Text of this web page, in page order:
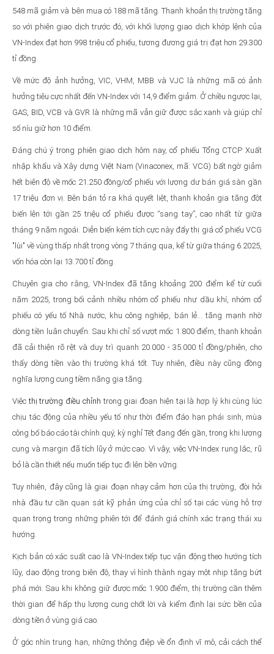
548 mã giảm và bên mua có 188 mã tăng. Thanh khoản thị trường tăng
so với phiên giao dịch trước đó, với khối lượng giao dịch khớp lệnh của
VN-Index đạt hơn 998 triệu cổ phiếu, tương đương giá trị đạt hơn 29.300
tỉ đồng.
Về mức độ ảnh hưởng, VIC, VHM, MBB và VJC là những mã có ảnh
hưởng tiêu cực nhất đến VN-Index với 14,9 điểm giảm. Ở chiều ngược lại,
GAS, BID, VCB và GVR là những mã vẫn giữ được sắc xanh và giúp chỉ
số níu giữ hơn 10 điểm.
Đáng chú ý trong phiên giao dịch hôm nay, cổ phiếu Tổng CTCP Xuất
nhập khẩu và Xây dựng Việt Nam (Vinaconex, mã: VCG) bất ngờ giảm
hết biên độ về mốc 21.250 đồng/cổ phiếu với lượng dư bán giá sàn gần
17 triệu đơn vị. Bên bán tỏ ra khá quyết liệt, thanh khoản gia tăng đột
biến lên tới gần 25 triệu cổ phiếu được “sang tay”, cao nhất từ giữa
tháng 9 năm ngoái. Diễn biến kém tích cực này đẩy thị giá cổ phiếu VCG
"lùi" về vùng thấp nhất trong vòng 7 tháng qua, kể từ giữa tháng 6.2025,
vốn hóa còn lại 13.700 tỉ đồng.
Chuyên gia cho rằng, VN-Index đã tăng khoảng 200 điểm kể từ cuối
năm 2025, trong bối cảnh nhiều nhóm cổ phiếu như dầu khí, nhóm cổ
phiếu có yếu tố Nhà nước, khu công nghiệp, bán lẻ… tăng mạnh nhờ
dòng tiền luân chuyển. Sau khi chỉ số vượt mốc 1.800 điểm, thanh khoản
đã cải thiện rõ rệt và duy trì quanh 20.000 - 35.000 tỉ đồng/phiên, cho
thấy dòng tiền vào thị trường khá tốt. Tuy nhiên, điều này cũng đồng
nghĩa lượng cung tiềm năng gia tăng.
Việcthị trường điều chỉnh trong giai đoạn hiện tại là hợp lý khi cùng lúc
chịu tác động của nhiều yếu tố như thời điểm đáo hạn phái sinh, mùa
công bố báo cáo tài chính quý, kỳ nghỉ Tết đang đến gần, trong khi lượng
cung và margin đã tích lũy ở mức cao. Vì vậy, việc VN-Index rung lắc, rũ
bỏ là cần thiết nếu muốn tiếp tục đi lên bền vững.
Tuy nhiên, đây cũng là giai đoạn nhạy cảm hơn của thị trường, đòi hỏi
nhà đầu tư cần quan sát kỹ phản ứng của chỉ số tại các vùng hỗ trợ
quan trọng trong những phiên tới để đánh giá chính xác trạng thái xu
hướng.
Kịch bản có xác suất cao là VN-Index tiếp tục vận động theo hướng tích
lũy, dao động trong biên độ, thay vì hình thành ngay một nhịp tăng bứt
phá mới. Sau khi không giữ được mốc 1.900 điểm, thị trường cần thêm
thời gian để hấp thụ lượng cung chốt lời và kiểm định lại sức bền của
dòng tiền ở vùng giá cao.
Ở góc nhìn trung hạn, những thông điệp về ổn định vĩ mô, cải cách thể